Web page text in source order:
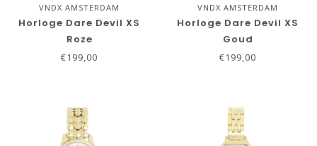
VNDX AMSTERDAM
Horloge Dare Devil XS
Roze
€199,00
VNDX AMSTERDAM
Horloge Dare Devil XS
Goud
€199,00